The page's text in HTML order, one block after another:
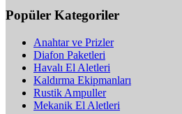
Popüler Kategoriler
Anahtar ve Prizler
Diafon Paketleri
Havalı El Aletleri
Kaldırma Ekipmanları
Rustik Ampuller
Mekanik El Aletleri